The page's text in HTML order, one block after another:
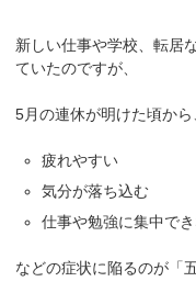
新しい仕事や学校、転居
ていたのですが、
5月の連休が明けた頃から
疲れやすい
気分が落ち込む
仕事や勉強に集中で
などの症状に陥るのが「